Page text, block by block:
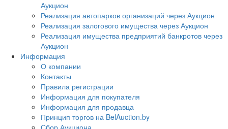
Аукцион
Реализация автопарков организаций через Аукцион
Реализация залогового имущества через Аукцион
Реализация имущества предприятий банкротов через
Аукцион
Информация
О компании
Контакты
Правила регистрации
Информация для покупателя
Информация для продавца
Принцип торгов на BelAuction.by
Сбор Аукциона